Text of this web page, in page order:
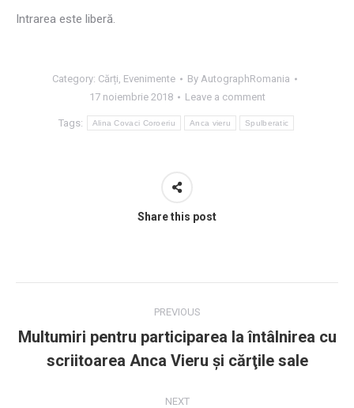
Intrarea este liberă.
Category: Cărți, Evenimente By AutographRomania
17 noiembrie 2018
Leave a comment
Tags: Alina Covaci Coroeriu Anca vieru Spulberatic
Share this post
navigation
PREVIOUS
Previous
post:
Multumiri pentru participarea la întâlnirea cu
scriitoarea Anca Vieru şi cărţile sale
NEXT